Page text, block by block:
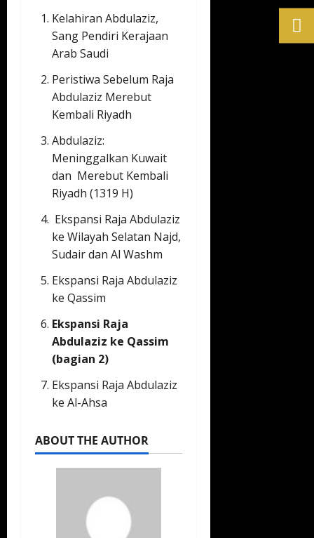
Kelahiran Abdulaziz,
Sang Pendiri Kerajaan
Arab Saudi
Peristiwa Sebelum Raja
Abdulaziz Merebut
Kembali Riyadh
Abdulaziz:
Meninggalkan Kuwait
dan Merebut Kembali
Riyadh (1319 H)
Ekspansi Raja Abdulaziz
ke Wilayah Selatan Najd,
Sudair dan Al Washm
Ekspansi Raja Abdulaziz
ke Qassim
Ekspansi Raja
Abdulaziz ke Qassim
(bagian 2)
Ekspansi Raja Abdulaziz
ke Al-Ahsa
ABOUT THE AUTHOR